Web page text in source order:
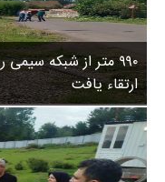
۹۹۰ متر از شبکه
ارتقاء یافت
۳
۵
۸
ب
ا
ز
ن
ش